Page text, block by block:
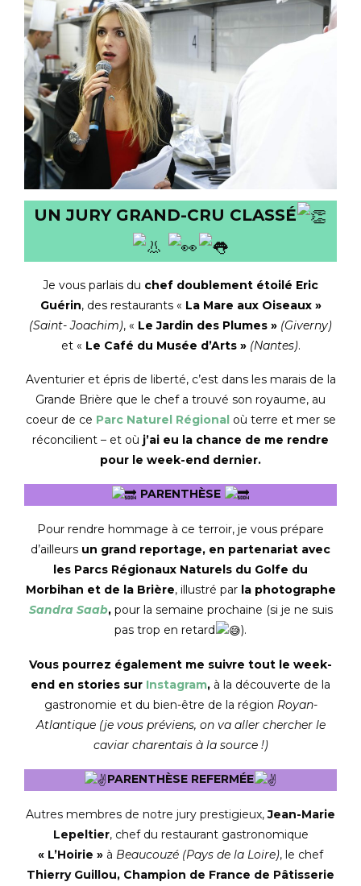
UN JURY GRAND-CRU CLASSÉ
Je vous parlais du chef doublement étoilé Eric
Guérin, des restaurants « La Mare aux Oiseaux »
(Saint- Joachim), « Le Jardin des Plumes » (Giverny)
et « Le Café du Musée d’Arts » (Nantes).
Aventurier et épris de liberté, c’est dans les marais de la
Grande Brière que le chef a trouvé son royaume, au
coeur de ce Parc Naturel Régional où terre et mer se
réconcilient – et où j’ai eu la chance de me rendre
pour le week-end dernier.
PARENTHÈSE
Pour rendre hommage à ce terroir, je vous prépare
d’ailleurs un grand reportage, en partenariat avec
les Parcs Régionaux Naturels du Golfe du
Morbihan et de la Brière, illustré par la photographe
Sandra Saab, pour la semaine prochaine (si je ne suis
pas trop en retard
).
Vous pourrez également me suivre tout le week-
end en stories sur Instagram, à la découverte de la
gastronomie et du bien-être de la région Royan-
Atlantique (je vous préviens, on va aller chercher le
caviar charentais à la source !)
PARENTHÈSE REFERMÉE
Autres membres de notre jury prestigieux,Jean-Marie
Lepeltier, chef du restaurant gastronomique
« L’Hoirie » à Beaucouzé (Pays de la Loire), le chef
Thierry Guillou, Champion de France de Pâtisserie